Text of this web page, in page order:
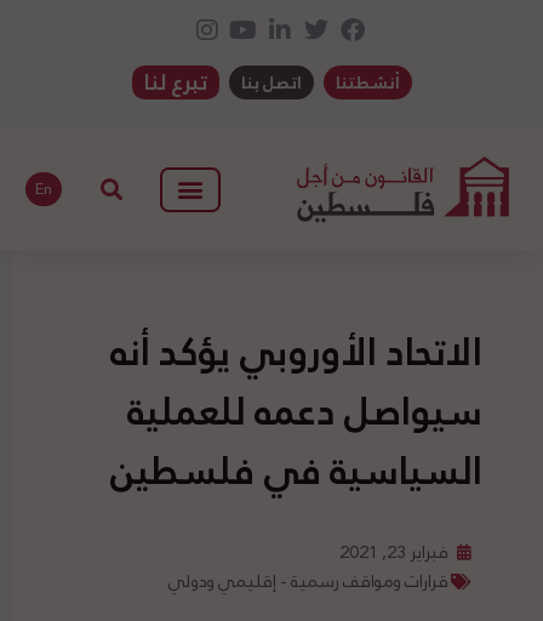
أنشطتنا اتصل بنا تبرع لنا
En
الاتحاد الأوروبي يؤكد أنه
سيواصل دعمه للعملية
السياسية في فلسطين
فبراير 23, 2021
قرارات ومواقف رسمية - إقليمي ودولي